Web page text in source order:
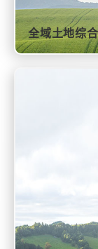
全域土地综